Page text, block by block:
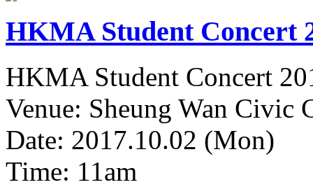
HKMA Student Concert
HKMA Student Concert
Venue: Sheung Wan Civic
Date: 2017.10.02 (Mon)
Time: 11am